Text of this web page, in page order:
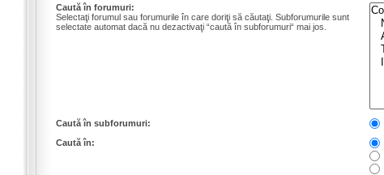
Caută în forumuri:
Selectaţi forumul sau forumurile în care doriţi să căutaţi. Subforumurile sunt
selectate automat dacă nu dezactivaţi “caută în subforumuri“ mai jos.
Caută în subforumuri:
Caută în: